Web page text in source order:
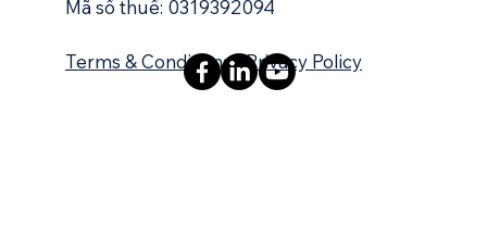
Mã số thuế: 0319392094
Terms & Conditions|Privacy Policy